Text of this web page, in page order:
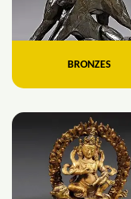
BRONZES